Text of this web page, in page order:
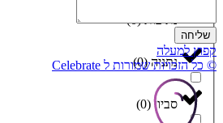
נתיבות(
0
)
נתניה(
0
)
סביון(
0
)
שליחה
קפוץ למעלה
© כל הזכויות שמורות ל Celebrate